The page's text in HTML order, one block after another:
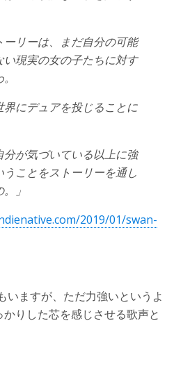
ーリーは、まだ自分の可能
い現実の女の子たちに対す
界にデュアを投じることに
分が気づいている以上に強
ことをストーリーを通し
」
2019/01/swan-
いますが、ただ力強いというよ
りした芯を感じさせる歌声と